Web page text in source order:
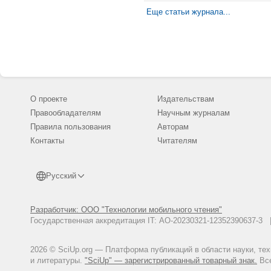
граничные
расстояние
Еще статьи журнала...
О проекте
Правообладателям
Правила пользования
Контакты
Русский
Разработчик: ООО "Технологии мобильного чтения"
Государственная аккредитация IT: АО-20230321-
2026 © SciUp.org — Платформа публикаций в области науки,
и литературы. "SciUp" — зарегистрированный товарный знак.
Издательствам
Научным журналам
Авторам
Читателям